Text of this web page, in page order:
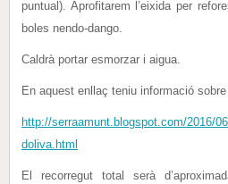
puntual). Aprofitarem l’eixida per
boles nendo-dango.
Caldrà portar esmorzar i aigua.
En aquest enllaç teniu informació
http://serraamunt.blogspot.com/2016/
doliva.html
El recorregut total serà